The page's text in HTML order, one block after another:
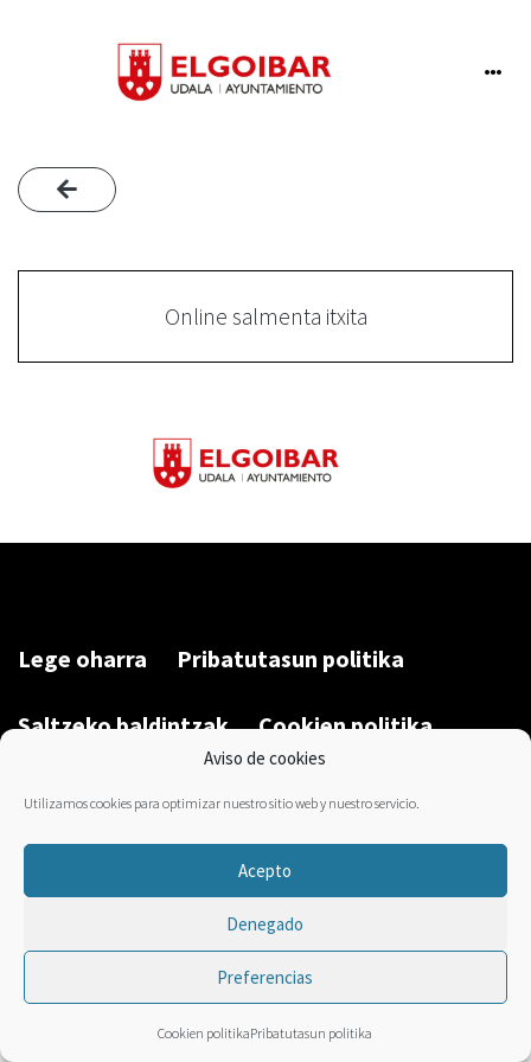
Aviso de cookies
Utilizamos cookies para optimizar nuestro sitio web y nuestro servicio.
Acepto
Denegado
Preferencias
Cookien politikaPribatutasun politika
Online salmenta itxita
Lege oharra Pribatutasun politika
Saltzeko baldintzak Cookien politika
Garatu du/Desarrollado por:Bravo Manager2026